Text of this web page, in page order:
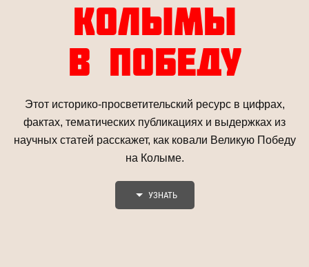
КОЛЫМЫ
В ПОБЕДУ
Этот историко-просветительский ресурс в цифрах,
фактах, тематических публикациях и выдержках из
научных статей расскажет, как ковали Великую Победу
на Колыме.
УЗНАТЬ